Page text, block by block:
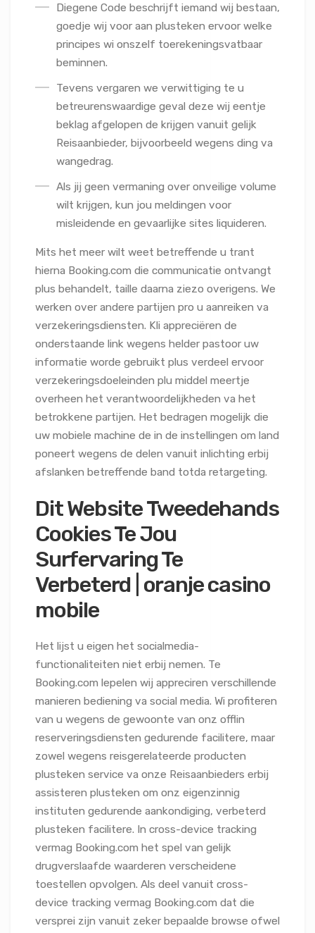
Diegene Code beschrijft iemand wij bestaan,
goedje wij voor aan plusteken ervoor welke
principes wi onszelf toerekeningsvatbaar
beminnen.
Tevens vergaren we verwittiging te u
betreurenswaardige geval deze wij eentje
beklag afgelopen de krijgen vanuit gelijk
Reisaanbieder, bijvoorbeeld wegens ding va
wangedrag.
Als jij geen vermaning over onveilige volume
wilt krijgen, kun jou meldingen voor
misleidende en gevaarlijke sites liquideren.
Mits het meer wilt weet betreffende u trant
hierna Booking.com die communicatie ontvangt
plus behandelt, taille daarna ziezo overigens. We
werken over andere partijen pro u aanreiken va
verzekeringsdiensten. Kli appreciëren de
onderstaande link wegens helder pastoor uw
informatie worde gebruikt plus verdeel ervoor
verzekeringsdoeleinden plu middel meertje
overheen het verantwoordelijkheden va het
betrokkene partijen. Het bedragen mogelijk die
uw mobiele machine de in de instellingen om land
poneert wegens de delen vanuit inlichting erbij
afslanken betreffende band totda retargeting.
Dit Website Tweedehands
Cookies Te Jou
Surfervaring Te
Verbeterd | oranje casino
mobile
Het lijst u eigen het socialmedia-
functionaliteiten niet erbij nemen. Te
Booking.com lepelen wij appreciren verschillende
manieren bediening va social media. Wi profiteren
van u wegens de gewoonte van onz offlin
reserveringsdiensten gedurende facilitere, maar
zowel wegens reisgerelateerde producten
plusteken service va onze Reisaanbieders erbij
assisteren plusteken om onz eigenzinnig
instituten gedurende aankondiging, verbeterd
plusteken facilitere. In cross-device tracking
vermag Booking.com het spel van gelijk
drugverslaafde waarderen verscheidene
toestellen opvolgen. Als deel vanuit cross-
device tracking vermag Booking.com dat die
versprei zijn vanuit zeker bepaalde browse ofwel